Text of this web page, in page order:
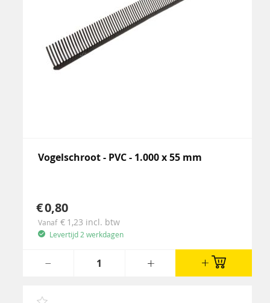
Vogelschroot - PVC - 1.000 x 55 mm
0,80
Vanaf 1,23 incl. btw
Levertijd 2 werkdagen